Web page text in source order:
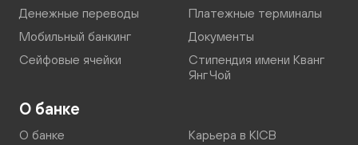
Денежные переводы
Мобильный банкинг
Сейфовые ячейки
Платежные терминалы
Документы
Стипендия имени Кванг
Янг Чой
О банке
О банке
Карьера в KICB